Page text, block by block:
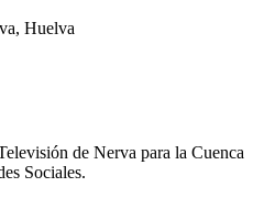
Huelva
de Nerva para la Cuenca
Sociales.